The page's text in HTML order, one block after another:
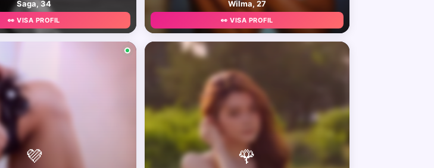
Saga, 34
👀 VISA PROFIL
Wilma, 27
👀 VISA PROFIL
💜 🌹